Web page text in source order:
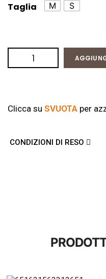
Taglia
M S
Clicca su SVUOTA per
CONDIZIONI DI RESO